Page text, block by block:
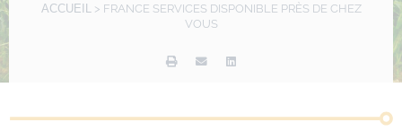
ACCUEIL> FRANCE SERVICES DISPONIBLE PRÈS DE CHEZ
VOUS